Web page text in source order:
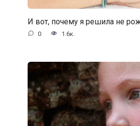
И вот, почему я решила не
0 1.6к.